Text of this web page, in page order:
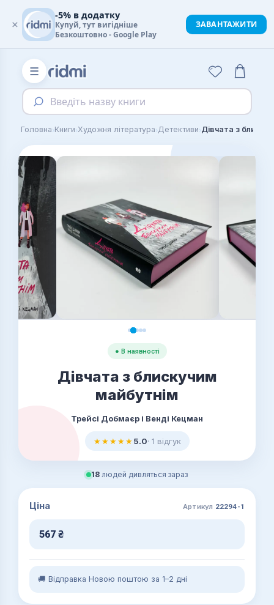
☰
Введіть назву книги
Головна›Книги›Художня література›Детективи›Дівчата з
● В наявності
Дівчата з блискучим
майбутнім
Трейсі Добмаєр і Венді Кецман
★★★★★5.0· 1 відгук
18 людей дивляться зараз
Ціна Артикул 22294-1
567 ₴
🚚 Відправка Новою поштою за 1–2 дні
×
-5% в додатку
Купуй, тут вигідніше
Безкоштовно - Google Play
ЗАВАНТАЖИТИ